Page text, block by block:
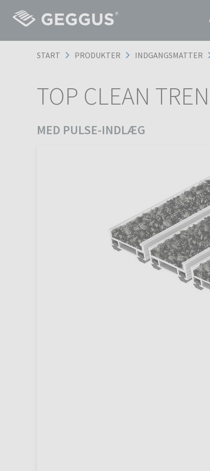
START PRODUKTER INDGANGSMATTER
TOP CLEAN
MED PULSE-INDLÆG